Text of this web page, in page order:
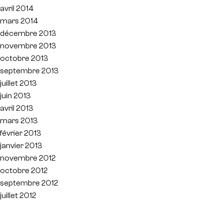
avril 2014
mars 2014
décembre 2013
novembre 2013
octobre 2013
septembre 2013
juillet 2013
juin 2013
avril 2013
mars 2013
février 2013
janvier 2013
novembre 2012
octobre 2012
septembre 2012
juillet 2012